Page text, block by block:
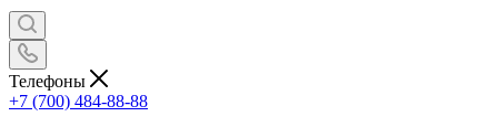
Телефоны
+7 (700) 484-88-88